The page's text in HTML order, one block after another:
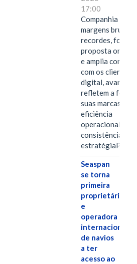
17:00
Companhia
margens brutas
recordes,
proposta
e amplia
com os clientes
digital, avanços
refletem a força
suas marcas, a
eficiência
operacional e a
consistência de
Seaspan
se torna
primeira
proprietária
e
operadora
internacional
de navios
a ter
acesso ao